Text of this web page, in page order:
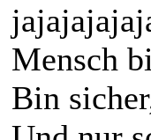
Mensch
Bin